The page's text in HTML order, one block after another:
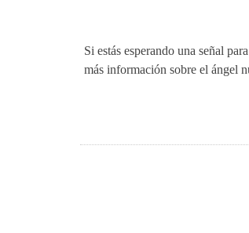
Si estás esperando una señal
más información sobre el ángel